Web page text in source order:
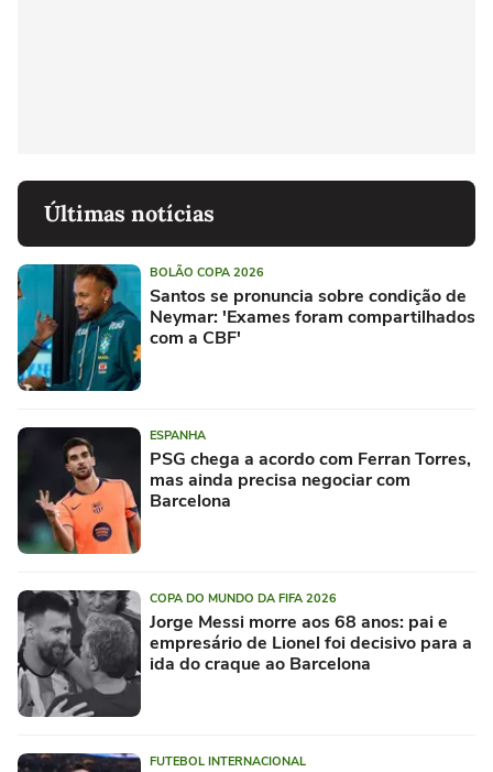
Últimas notícias
BOLÃO COPA 2026
Santos se pronuncia sobre condição de
Neymar: 'Exames foram compartilhados
com a CBF'
ESPANHA
PSG chega a acordo com Ferran Torres,
mas ainda precisa negociar com
Barcelona
COPA DO MUNDO DA FIFA 2026
Jorge Messi morre aos 68 anos: pai e
empresário de Lionel foi decisivo para a
ida do craque ao Barcelona
FUTEBOL INTERNACIONAL